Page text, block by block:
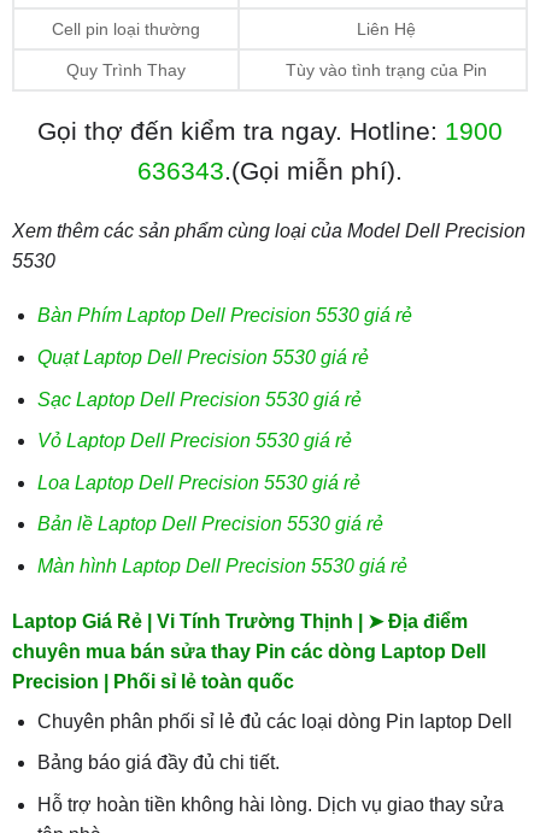
Cell pin loại thường Liên Hệ
Quy Trình Thay Tùy vào tình trạng của Pin
Gọi thợ đến kiểm tra ngay. Hotline: 1900
636343.(Gọi miễn phí).
Xem thêm các sản phẩm cùng loại của Model Dell Precision
5530
Bàn Phím Laptop Dell Precision 5530 giá rẻ
Quạt Laptop Dell Precision 5530 giá rẻ
Sạc Laptop Dell Precision 5530 giá rẻ
Vỏ Laptop Dell Precision 5530 giá rẻ
Loa Laptop Dell Precision 5530 giá rẻ
Bản lề Laptop Dell Precision 5530 giá rẻ
Màn hình Laptop Dell Precision 5530 giá rẻ
Laptop Giá Rẻ | Vi Tính Trường Thịnh | ➤ Địa điểm
chuyên mua bán sửa thay Pin các dòng Laptop Dell
Precision | Phối sỉ lẻ toàn quốc
Chuyên phân phối sỉ lẻ đủ các loại dòng Pin laptop Dell
Bảng báo giá đầy đủ chi tiết.
Hỗ trợ hoàn tiền không hài lòng. Dịch vụ giao thay sửa